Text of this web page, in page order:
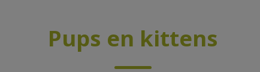
Pups en kittens